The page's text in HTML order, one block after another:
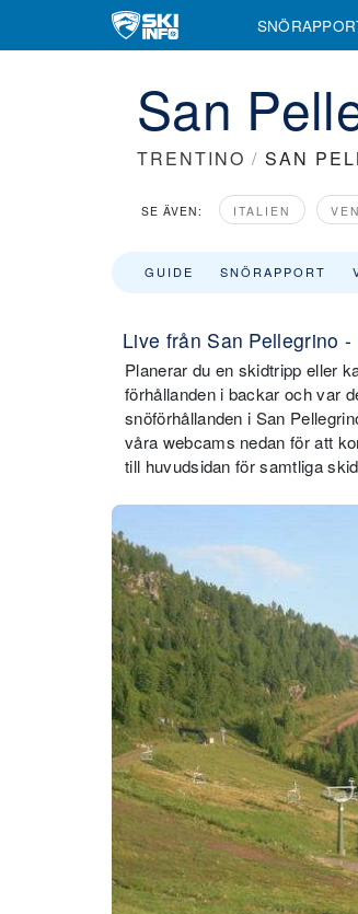
San
TRENTINO / SAN
SE ÄVEN: ITALIEN
GUIDE SNÖRAPPORT
Live från San Pellegrino -
Planerar du en skidtripp eller
förhållanden i backar och var
snöförhållanden i San
våra webcams nedan för att
till huvudsidan för samtliga